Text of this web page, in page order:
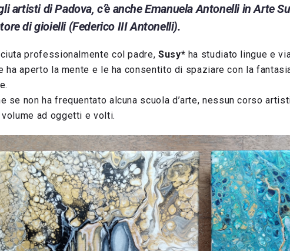
artisti di Padova, c’è anche Emanuela Antonelli in Arte
di gioielli (Federico III Antonelli).
professionalmente col padre, Susy* ha studiato lingue e
ha aperto la mente e le ha consentito di spaziare con la
se non ha frequentato alcuna scuola d’arte, nessun corso
volume ad oggetti e volti.